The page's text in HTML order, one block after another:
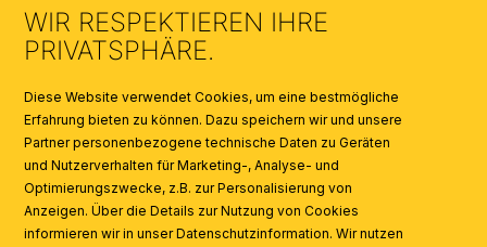
KATALOGE
AI
WIR RESPEKTIEREN IHRE
PRIVATSPHÄRE.
Diese Website verwendet Cookies, um eine bestmögliche
Erfahrung bieten zu können. Dazu speichern wir und unsere
Partner personenbezogene technische Daten zu Geräten
und Nutzerverhalten für Marketing-, Analyse- und
Optimierungszwecke, z.B. zur Personalisierung von
Anzeigen. Über die Details zur Nutzung von Cookies
informieren wir in unser Datenschutzinformation. Wir nutzen